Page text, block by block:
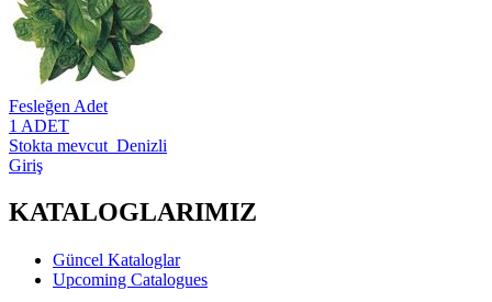
Fesleğen Adet
1 ADET
Stokta mevcut Denizli
Giriş
KATALOGLARIMIZ
Güncel Kataloglar
Upcoming Catalogues